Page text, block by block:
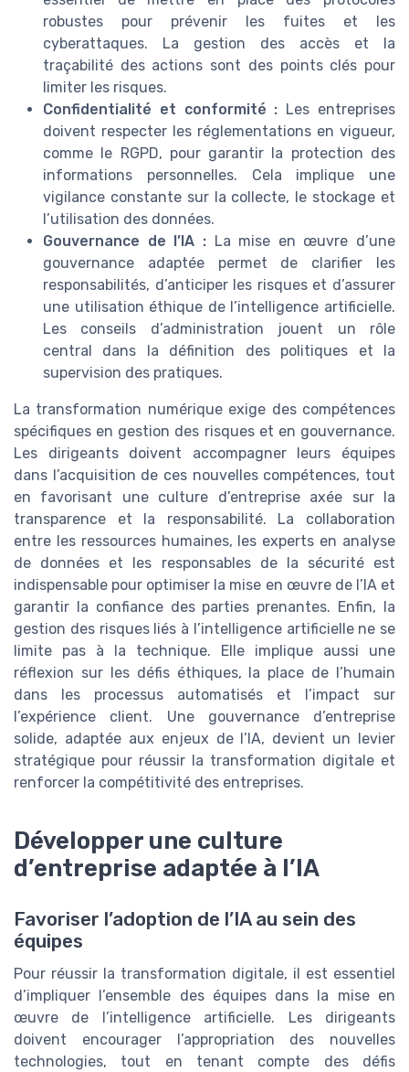
robustes pour prévenir les fuites et les
cyberattaques. La gestion des accès et la
traçabilité des actions sont des points clés pour
limiter les risques.
Confidentialité et conformité : Les entreprises
doivent respecter les réglementations en vigueur,
comme le RGPD, pour garantir la protection des
informations personnelles. Cela implique une
vigilance constante sur la collecte, le stockage et
l’utilisation des données.
Gouvernance de l’IA :La mise en œuvre d’une
gouvernance adaptée permet de clarifier les
responsabilités, d’anticiper les risques et d’assurer
une utilisation éthique de l’intelligence artificielle.
Les conseils d’administration jouent un rôle
central dans la définition des politiques et la
supervision des pratiques.
La transformation numérique exige des compétences
spécifiques en gestion des risques et en gouvernance.
Les dirigeants doivent accompagner leurs équipes
dans l’acquisition de ces nouvelles compétences, tout
en favorisant une culture d’entreprise axée sur la
transparence et la responsabilité. La collaboration
entre les ressources humaines, les experts en analyse
de données et les responsables de la sécurité est
indispensable pour optimiser la mise en œuvre de l’IA et
garantir la confiance des parties prenantes. Enfin, la
gestion des risques liés à l’intelligence artificielle ne se
limite pas à la technique. Elle implique aussi une
réflexion sur les défis éthiques, la place de l’humain
dans les processus automatisés et l’impact sur
l’expérience client. Une gouvernance d’entreprise
solide, adaptée aux enjeux de l’IA, devient un levier
stratégique pour réussir la transformation digitale et
renforcer la compétitivité des entreprises.
Développer une culture
d’entreprise adaptée à l’IA
Favoriser l’adoption de l’IA au sein des
équipes
Pour réussir la transformation digitale, il est essentiel
d’impliquer l’ensemble des équipes dans la mise en
œuvre de l’intelligence artificielle. Les dirigeants
doivent encourager l’appropriation des nouvelles
technologies, tout en tenant compte des défis